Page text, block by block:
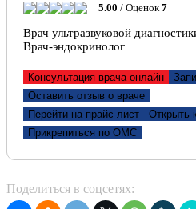
5.00 / Оценок 7
Врач ультразвуковой
Врач-эндокринолог
Консультация врача онлайн
Оставить отзыв о враче
Перейти на прайс-лист
Открыть
Прикрепиться по ОМС
Поделиться в соцсетях: